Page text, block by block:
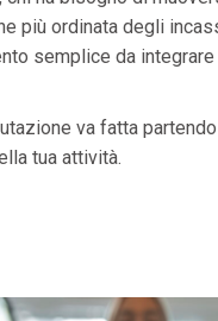
più ordinata degli
semplice da
va fatta
tua attività.